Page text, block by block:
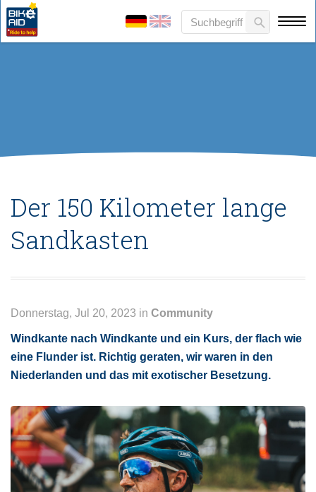
Der 150 Kilometer lange
Sandkasten
Donnerstag, Jul 20, 2023 in Community
Windkante nach Windkante und ein Kurs, der flach wie
eine Flunder ist. Richtig geraten, wir waren in den
Niederlanden und das mit exotischer Besetzung.